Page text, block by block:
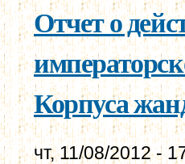
Отчет о
Корпуса
чт, 11/08/2012 -